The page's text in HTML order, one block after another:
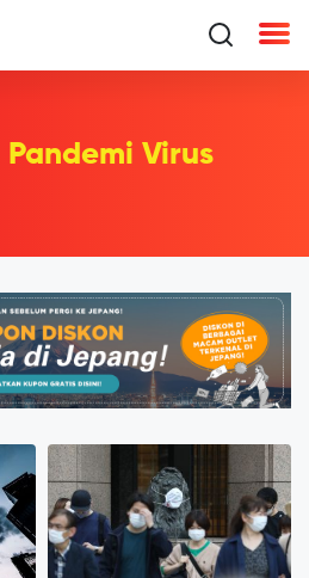
Pandemi Virus